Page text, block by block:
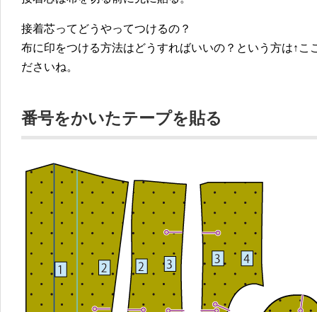
接着芯ってどうやってつけるの？
布に印をつける方法はどうすればいいの？という方は↑こ
ださいね。
番号をかいたテープを貼る